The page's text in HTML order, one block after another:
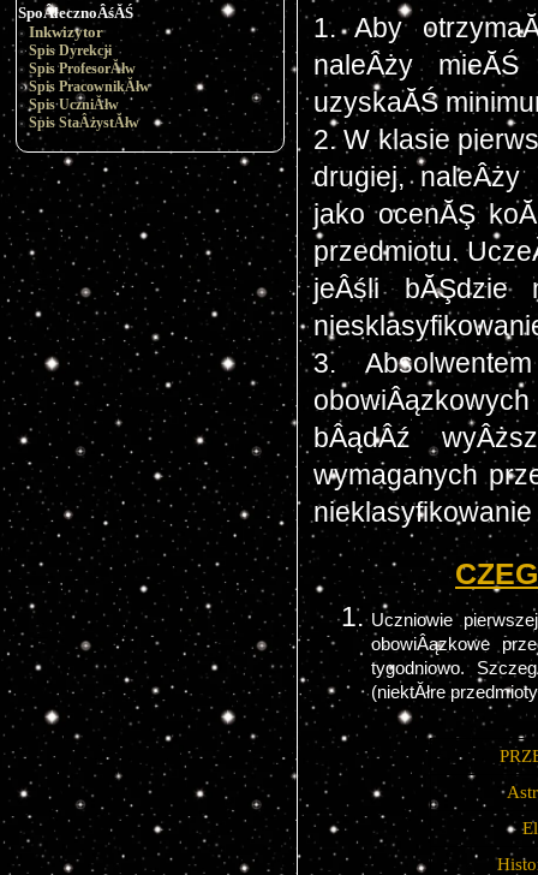
SpoÂłecznoÂśĂŚ
Inkwizytor
Spis Dyrekcji
Spis ProfesorĂłw
Spis PracownikĂłw
Spis UczniĂłw
Spis StaÂżystĂłw
1. Aby
naleÂży
uzyskaĂŚ
2. W klasie
drugiej, naleÂży
jako ocenĂŞ
przedmiotu.
jeÂśli bĂŞdzie
3.
bÂądÂź
wymaganych
Uczniowie
obowiÂązkowe
tygodniowo.
(niektĂłre